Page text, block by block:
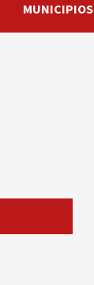
MUNICIPIOS